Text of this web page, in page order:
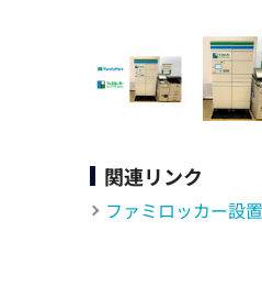
関連リンク
ファミロッカー設